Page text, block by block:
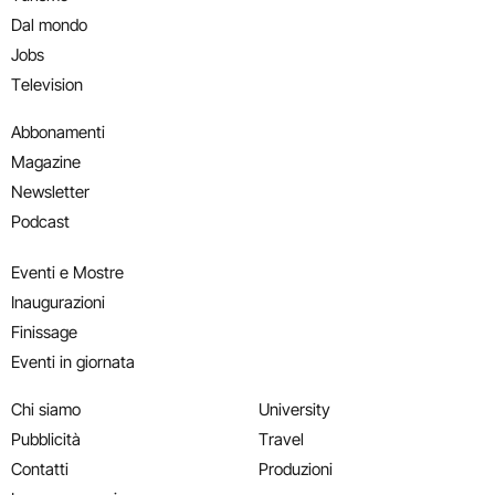
Dal mondo
Jobs
Television
Abbonamenti
Magazine
Newsletter
Podcast
Eventi e Mostre
Inaugurazioni
Finissage
Eventi in giornata
Chi siamo
Pubblicità
Contatti
University
Travel
Produzioni